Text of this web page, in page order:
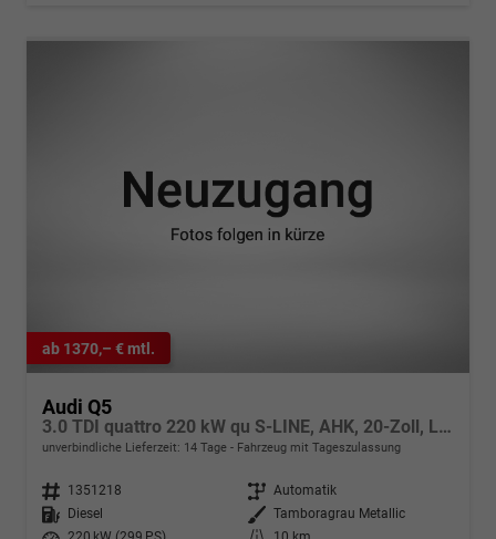
ab 1370,– € mtl.
Audi Q5
3.0 TDI quattro 220 kW qu S-LINE, AHK, 20-Zoll, Leder, B&O, experience plus, sofort
unverbindliche Lieferzeit: 14 Tage Fahrzeug mit Tageszulassung
Fahrzeugnr. 1351218 Getriebe Automatik
Kraftstoff
Diesel Außenfarbe Tamboragrau Metallic